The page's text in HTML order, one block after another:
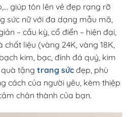
giúp tôn lên vẻ đẹp rạng rỡ
sức nữ với đa dạng mẫu mã,
– cầu kỳ, cổ điển – hiện đại,
chất liệu (vàng 24K, vàng 18K,
kim, bạc, đính đá quý, kim
tặng trang sức đẹp, phù
cách của người yêu, kèm thiệp
chân thành của bạn.